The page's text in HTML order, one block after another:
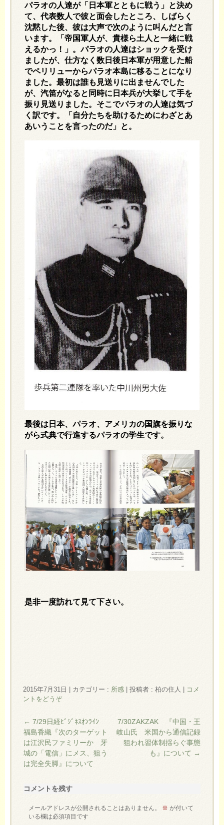
パラオの人達が「日本軍とともに戦う」と決め
て、代表数人で彼と面会したところ、しばらく
沈黙した後、彼は大声で次のように叫んだと言
います。「帝国軍人が、貴様ら土人と一緒に戦
えるかっ！」。パラオの人達はショックを受け
ましたが、仕方なく数日後日本軍が用意した船
でペリリューからパラオ本島に移ることになり
ました。最初は誰も見送りに出ませんでした
が、汽笛がなると同時に日本兵が大挙して手を
振り見送りました。そこでパラオの人達は気づ
く訳です。「自分たちを助けるためにわざとあ
あいうことを言ったのだ」と。
最後は日本、パラオ、アメリカの国旗を振りな
がら式典で行進するパラオの学生です。
是非一度訪れて見て下さい。
2015年7月31日 カテゴリー : 所感 投稿者 : 柏の住人
コメ
ントをどうぞ
← 7/29日経ﾋﾞｼﾞﾈｽｵﾝﾗｲﾝ
福島香織『次のターゲット
は江沢民ファミリーか 牙
城の「電信」にメス、狙う
は完全失脚』について
7/30ZAKZAK 『中国・王
岐山氏 米国から通信記録
狙われ習体制揺らぐ事態
も』について →
コメントを残す
メールアドレスが公開されることはありません。 ※ が付いて
いる欄は必須項目です